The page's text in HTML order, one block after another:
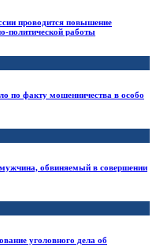
проводится повышение
политической работы
по факту мошенничества в особо
обвиняемый в совершении
уголовного дела об